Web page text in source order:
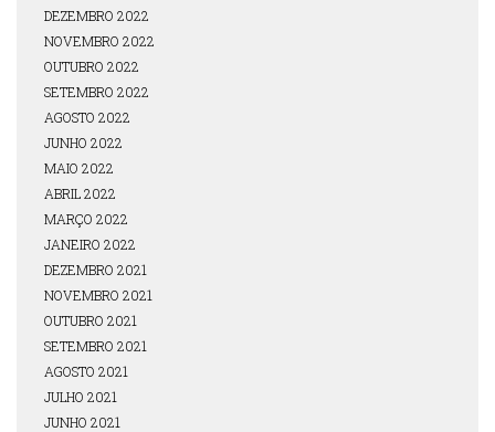
DEZEMBRO 2022
NOVEMBRO 2022
OUTUBRO 2022
SETEMBRO 2022
AGOSTO 2022
JUNHO 2022
MAIO 2022
ABRIL 2022
MARÇO 2022
JANEIRO 2022
DEZEMBRO 2021
NOVEMBRO 2021
OUTUBRO 2021
SETEMBRO 2021
AGOSTO 2021
JULHO 2021
JUNHO 2021